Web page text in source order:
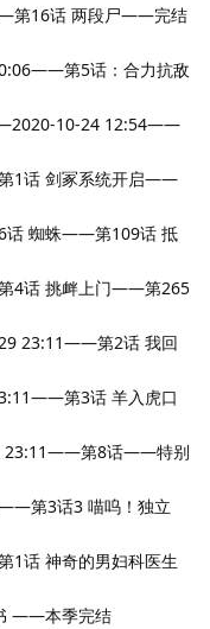
16话 两段尸——完结
第5话：合力抗敌
10-24 12:54——
话 剑冢系统开启——
蜘蛛——第109话 抵
话 挑衅上门——第265
23:11——第2话 我回
第3话 羊入虎口
23:11——第8话——特别
第3话3 喵呜！独立
神奇的男妇科医生
——本季完结